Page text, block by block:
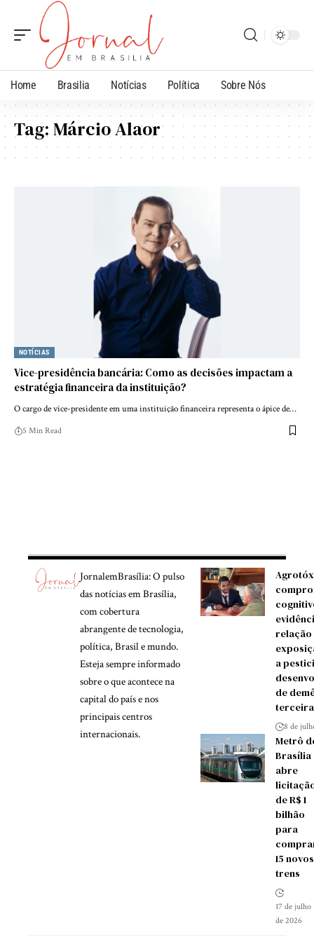
Home Brasilia Notícias Política Sobre Nós
Tag:Márcio Alaor
NOTÍCIAS
Vice-presidência bancária: Como as decisões impactam a
estratégia financeira da instituição?
O cargo de vice-presidente em uma instituição financeira representa o ápice de…
5 Min Read
JornalemBrasília: O pulso
das notícias em Brasília,
com cobertura
abrangente de tecnologia,
política, Brasil e mundo.
Esteja sempre informado
sobre o que acontece na
capital do país e nos
principais centros
internacionais.
a
de
8 de
Metrô
Brasília
abre
de R$ 1
bilhão
para
15 novos
trens
17 de julho
de 2026